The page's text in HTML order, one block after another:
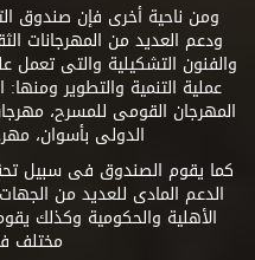
ومن ناحية أخرى فإن صندوق
ودعم العديد من المهرجانات
والفنون التشكيلية والتى
عملية التنمية والتطوير
المهرجان القومى للمسرح،
الدولى بأسوان،
كما يقوم الصندوق فى سبيل
الدعم المادى للعديد من الجهات
الأهلية والحكومية وكذلك
مختلف